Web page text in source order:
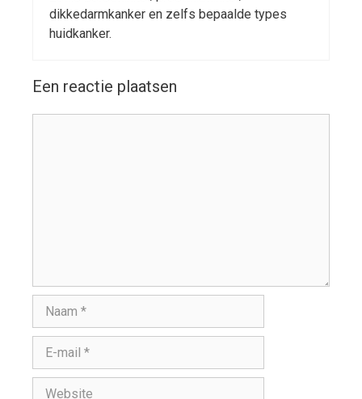
dikkedarmkanker en zelfs bepaalde types
huidkanker.
Een reactie plaatsen